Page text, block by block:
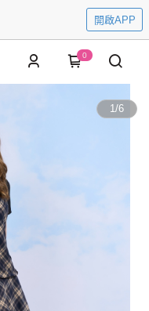
開啟APP
0
1/6